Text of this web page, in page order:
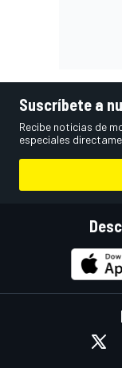
Suscríbete a
Recibe noticias de
especiales